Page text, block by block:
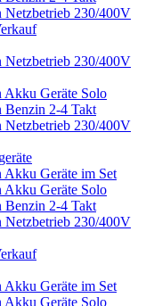
Netzbetrieb 230/400V
Netzbetrieb 230/400V
Akku Geräte Solo
Benzin 2-4 Takt
Netzbetrieb 230/400V
Akku Geräte im Set
Akku Geräte Solo
Benzin 2-4 Takt
Netzbetrieb 230/400V
Akku Geräte im Set
Akku Geräte Solo